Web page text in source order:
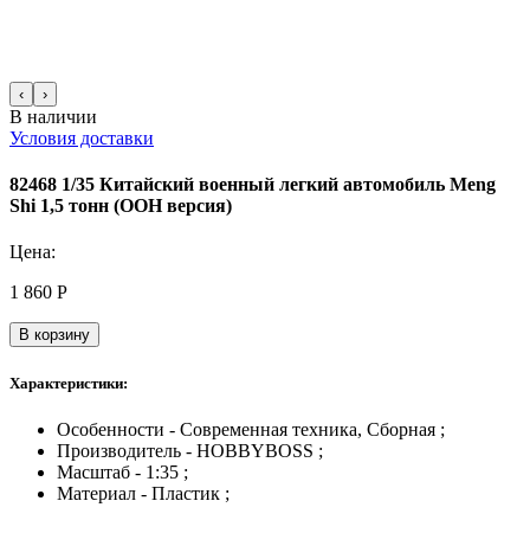
‹ ›
В наличии
Условия доставки
82468 1/35 Китайский военный легкий автомобиль Meng
Shi 1,5 тонн (ООН версия)
Цена:
1 860 Р
В корзину
Характеристики:
Особенности - Современная техника, Сборная ;
Производитель - HOBBYBOSS ;
Масштаб - 1:35 ;
Материал - Пластик ;